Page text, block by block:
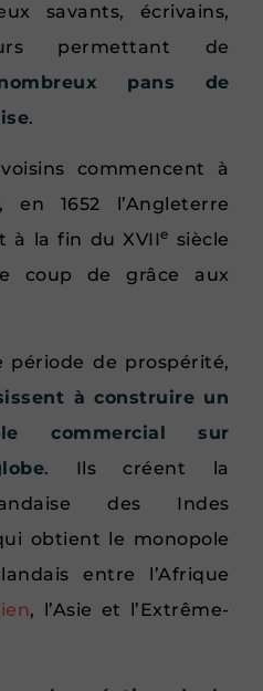
savants, écrivains,
permettant de
pans de
.
commencent à
1652 l’Angleterre
à la fin du XVIIe siècle
coup de grâce aux
de prospérité,
à construire un
commercial sur
. Ils créent la
des Indes
obtient le monopole
entre l’Afrique
, l’Asie et l’Extrême-